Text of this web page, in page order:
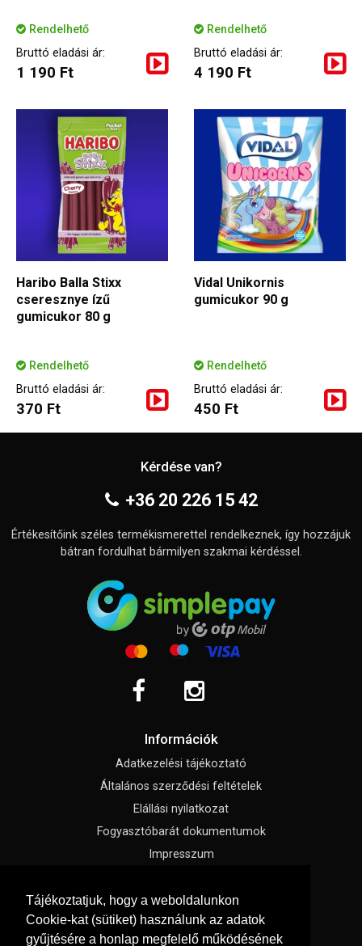
Tájékoztatjuk, hogy a weboldalunkon
Cookie-kat (sütiket) használunk az adatok
gyűjtésére a honlap megfelelő működésének
Rendelhető
Bruttó eladási ár:
1 190 Ft
Rendelhető
Bruttó eladási ár:
4 190 Ft
Haribo Balla Stixx
cseresznye ízű
gumicukor 80 g
Rendelhető
Bruttó eladási ár:
370 Ft
Vidal Unikornis
gumicukor 90 g
Rendelhető
Bruttó eladási ár:
450 Ft
Kérdése van?
+36 20 226 15 42
Értékesítőink széles termékismerettel rendelkeznek, így hozzájuk
bátran fordulhat bármilyen szakmai kérdéssel.
Információk
Adatkezelési tájékoztató
Általános szerződési feltételek
Elállási nyilatkozat
Fogyasztóbarát dokumentumok
Impresszum
Menü